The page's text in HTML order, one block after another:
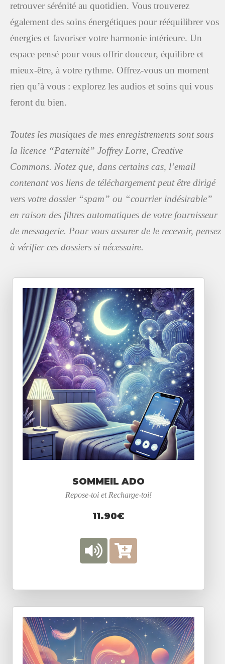
UTIQ
retrouver sérénité au quotidien. Vous trouverez
également des soins énergétiques pour rééquilibrer vos
énergies et favoriser votre harmonie intérieure. Un
espace pensé pour vous offrir douceur, équilibre et
mieux-être, à votre rythme. Offrez-vous un moment
rien qu’à vous : explorez les audios et soins qui vous
feront du bien.
Toutes les musiques de mes enregistrements sont sous
la licence “Paternité” Joffrey Lorre, Creative
Commons. Notez que, dans certains cas, l’email
contenant vos liens de téléchargement peut être dirigé
vers votre dossier “spam” ou “courrier indésirable”
en raison des filtres automatiques de votre fournisseur
de messagerie. Pour vous assurer de le recevoir, pensez
à vérifier ces dossiers si nécessaire.
SOMMEIL ADO
Repose-toi et Recharge-toi!
11.90€